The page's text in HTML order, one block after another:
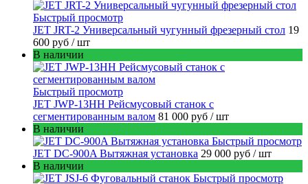
Быстрый просмотр
JET JRT-2 Универсальный чугунный фрезерный стол 19
600 руб / шт
В наличии
Быстрый просмотр
JET JWP-13HH Рейсмусовый станок с
сегментированным валом 81 000 руб / шт
В наличии
Быстрый просмотр
JET DC-900A Вытяжная установка 29 000 руб / шт
В наличии
Быстрый просмотр